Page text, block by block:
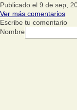
Publicado el 9 de sep,
Ver más comentarios
Escribe tu comentario
Nombre